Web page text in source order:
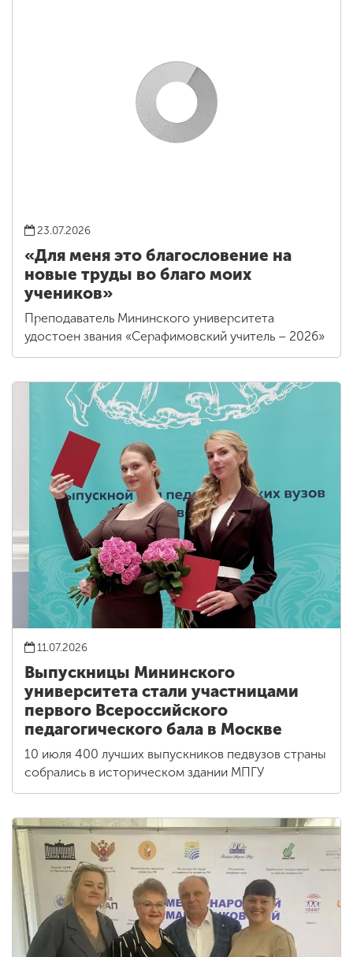
23.07.2026
«Для меня это благословение на
новые труды во благо моих
учеников»
Преподаватель Мининского университета
удостоен звания «Серафимовский учитель – 2026»
11.07.2026
Выпускницы Мининского
университета стали участницами
первого Всероссийского
педагогического бала в Москве
10 июля 400 лучших выпускников педвузов страны
собрались в историческом здании МПГУ